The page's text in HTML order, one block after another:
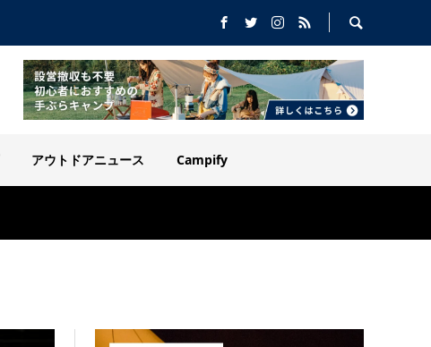
アウトドアニュース Campify